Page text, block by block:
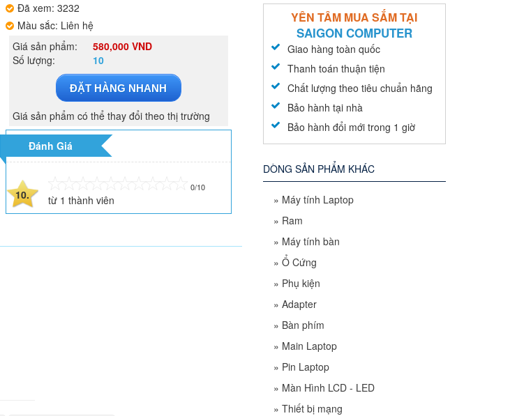
Đã xem: 3232
Màu sắc: Liên hệ
Giá sản phẩm:
580,000 VND
Số lượng:
10
ĐẶT HÀNG NHANH
Giá sản phẩm có thể thay đổi theo thị trường
Đánh Giá
10.
0/10
từ 1 thành viên
YÊN TÂM MUA SẮM TẠI
SAIGON COMPUTER
Giao hàng toàn quốc
Thanh toán thuận tiện
Chất lượng theo tiêu chuẩn hãng
Bảo hành tại nhà
Bảo hành đổi mới trong 1 giờ
DÒNG SẢN PHẨM KHÁC
» Máy tính Laptop
» Ram
» Máy tính bàn
» Ổ Cứng
» Phụ kiện
» Adapter
» Bàn phím
» Main Laptop
» Pin Laptop
» Màn Hình LCD - LED
» Thiết bị mạng